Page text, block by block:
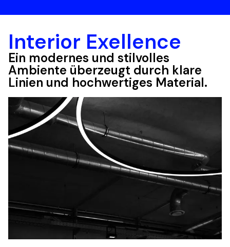
Interior Exellence
Ein modernes und stilvolles
Ambiente überzeugt durch klare
Linien und hochwertiges Material.